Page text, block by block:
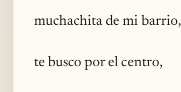
muchachita de mi barrio,
te busco por el centro,